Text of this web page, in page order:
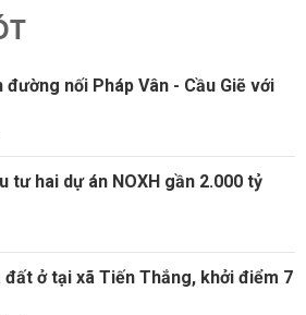
đường nối Pháp Vân - Cầu Giẽ với
tư hai dự án NOXH gần 2.000 tỷ
đất ở tại xã Tiến Thắng, khởi điểm 7